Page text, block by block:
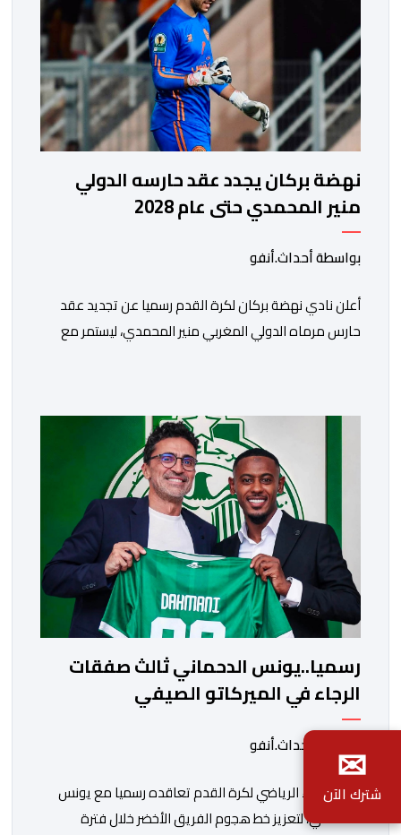
نهضة بركان يجدد عقد حارسه الدولي
منير المحمدي حتى عام 2028
بواسطة أحداث.أنفو
​أعلن نادي نهضة بركان لكرة القدم رسميا عن تجديد عقد
حارس مرماه الدولي المغربي منير المحمدي، ليستمر مع
الاجتماعي، مصحوبا بعبارة “الرحلة مستمرة”، في إشارة إلى
رغبة الإدارة في الحفاظ على ركائز الفريق والتعزيز من
استقراره الفني […]
رسميا..يونس الدحماني ثالث صفقات
الرجاء في الميركاتو الصيفي
بواسطة أحداث.أنفو
أعلن الرجاء الرياضي لكرة القدم تعاقده رسميا مع يونس
الدحماني، لتعزيز خط هجوم الفريق الأخضر خلال فترة
✉
شترك الآن